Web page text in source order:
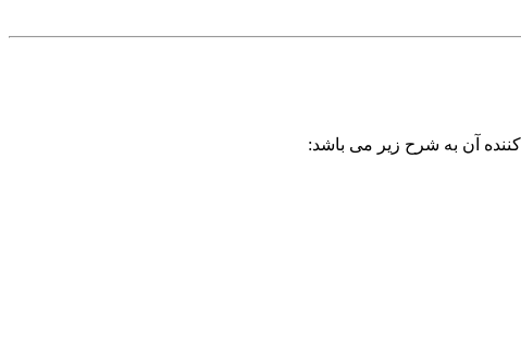
کننده آن به شرح زیر می باشد: